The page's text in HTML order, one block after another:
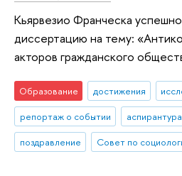
Кьярвезио Франческа
диссертацию на тему:
акторов гражданского
Образование достижения
репортаж о событии
аспирантура
поздравление
Совет по